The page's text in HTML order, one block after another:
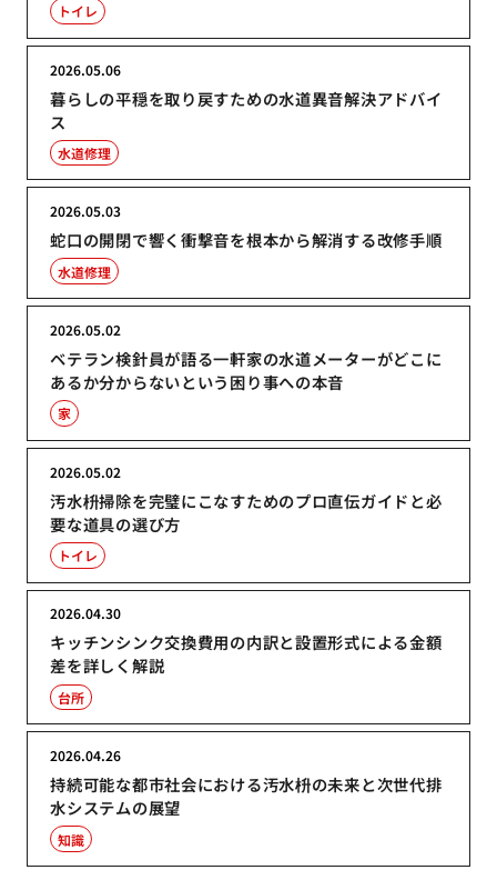
トイレ
暮らしの平穏を取り戻すための水道異音解決アドバイ
ス
2026.05.06
水道修理
蛇口の開閉で響く衝撃音を根本から解消する改修手順
2026.05.03
水道修理
ベテラン検針員が語る一軒家の水道メーターがどこに
あるか分からないという困り事への本音
2026.05.02
家
汚水枡掃除を完璧にこなすためのプロ直伝ガイドと必
要な道具の選び方
2026.05.02
トイレ
キッチンシンク交換費用の内訳と設置形式による金額
差を詳しく解説
2026.04.30
台所
持続可能な都市社会における汚水枡の未来と次世代排
水システムの展望
2026.04.26
知識